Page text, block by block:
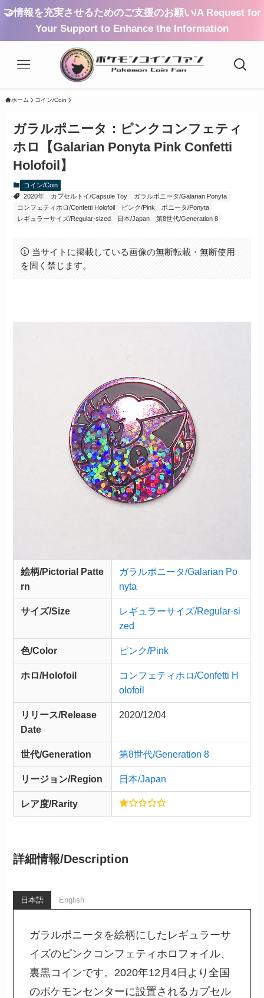
🤝情報を充実させるためのご支援のお願い/A Request for
Your Support to Enhance the Information
ホーム コイン/Coin
ガラルポニータ：ピンクコンフェティ
ホロ【Galarian Ponyta Pink Confetti
Holofoil】
コイン/Coin
2020年
カプセルトイ/Capsule Toy
ガラルポニータ/Galarian Ponyta
コンフェティホロ/Confetti Holofoil
ピンク/Pink
ポニータ/Ponyta
レギュラーサイズ/Regular-sized
日本/Japan 第8世代/Generation 8
当サイトに掲載している画像の無断転載・無断使用
を固く禁じます。
絵柄/Pictorial Patte
rn
ガラルポニータ/Galarian Po
nyta
サイズ/Size
レギュラーサイズ/Regular-si
zed
色/Color ピンク/Pink
ホロ/Holofoil
コンフェティホロ/Confetti H
olofoil
リリース/Release
Date
2020/12/04
世代/Generation 第8世代/Generation 8
リージョン/Region 日本/Japan
レア度/Rarity
詳細情報/Description
日本語 English
ガラルポニータを絵柄にしたレギュラーサ
イズのピンクコンフェティホロフォイル、
裏黒コインです。2020年12月4日より全国
のポケモンセンターに設置されるカプセル